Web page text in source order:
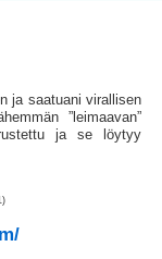
ja saatuani virallisen
”leimaavan”
ja se löytyy